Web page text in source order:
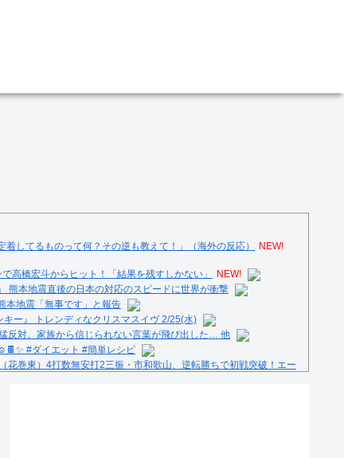
してるものって何？その逆も教えて！」（海外の反応）
NEW!
高橋宏斗からヒット！「結果を残すしかない」
NEW!
熊本地震直後の日本の対応のスピードに世界が衝撃
本地震「無事です」と報告
キー』 トレンディなクリスマスイヴ 2/25(水)
反対。家族から信じられない言葉が飛び出した… 他
#ダイエット #簡単レシピ
花巻東）4打数無安打2三振・市和歌山、逆転勝ちで初戦突破！エー